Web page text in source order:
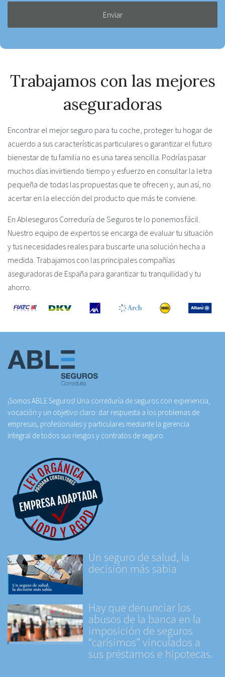
Trabajamos con las mejores
aseguradoras
Encontrar el mejor seguro para tu coche, proteger tu hogar de
acuerdo a sus características particulares o garantizar el futuro
bienestar de tu familia no es una tarea sencilla. Podrías pasar
muchos días invirtiendo tiempo y esfuerzo en consultar la letra
pequeña de todas las propuestas que te ofrecen y, aun así, no
acertar en la elección del producto que más te conviene.
En Ableseguros Correduría de Seguros te lo ponemos fácil.
Nuestro equipo de expertos se encarga de evaluar tu situación
y tus necesidades reales para buscarte una solución hecha a
medida. Trabajamos con las principales compañías
aseguradoras de España para garantizar tu tranquilidad y tu
ahorro.
¡Somos ABLE Seguros! Una correduría de seguros con experiencia,
vocación y un objetivo claro: dar respuesta a los problemas de
empresas, profesionales y particulares mediante la gerencia
integral de todos sus riesgos y contratos de seguro.
Un seguro de salud, la
decisión más sabia
Hay que denunciar los
abusos de la banca en la
imposición de seguros
“carísimos” vinculados a
sus préstamos e hipotecas.